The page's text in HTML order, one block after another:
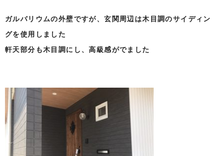
ガルバリウムの外壁ですが、玄関周辺は木目調のサイディン
グを使用しました
軒天部分も木目調にし、高級感がでました